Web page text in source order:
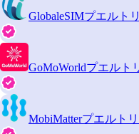
GlobaleSIMプエルト
GoMoWorldプエルト
MobiMatterプエルト